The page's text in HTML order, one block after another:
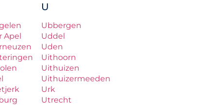
Apel
U
Ubbergen
Uddel
Uden
Uithoorn
Uithuizen
Uithuizermeeden
Urk
Utrecht